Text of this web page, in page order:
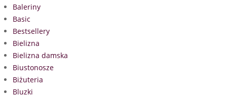
Baleriny
Basic
Bestsellery
Bielizna
Bielizna damska
Biustonosze
Biżuteria
Bluzki